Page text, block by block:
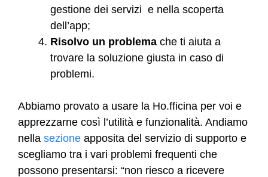
gestione dei servizi e nella scoperta
dell’app;
Risolvo un problema che ti aiuta a
trovare la soluzione giusta in caso di
problemi.
Abbiamo provato a usare la Ho.fficina per voi e
apprezzarne così l’utilità e funzionalità. Andiamo
nella sezione apposita del servizio di supporto e
scegliamo tra i vari problemi frequenti che
possono presentarsi: “non riesco a ricevere